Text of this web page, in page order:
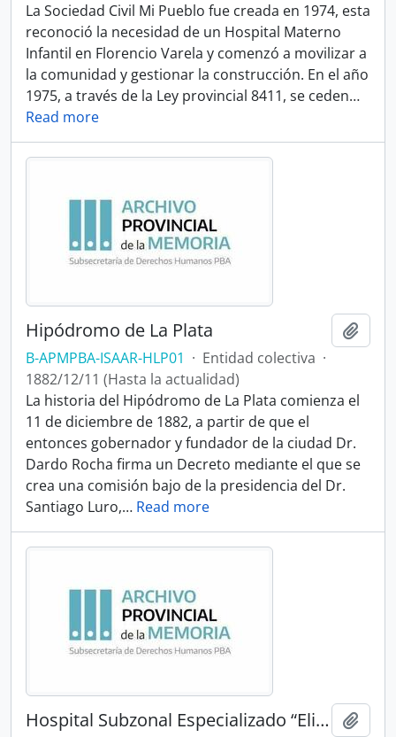
La Sociedad Civil Mi Pueblo fue creada en 1974, esta
reconoció la necesidad de un Hospital Materno
Infantil en Florencio Varela y comenzó a movilizar a
la comunidad y gestionar la construcción. En el año
1975, a través de la Ley provincial 8411, se ceden…
Read more
Hipódromo de La Plata
B-APMPBA-ISAAR-HLP01 · Entidad colectiva ·
1882/12/11 (Hasta la actualidad)
La historia del Hipódromo de La Plata comienza el
11 de diciembre de 1882, a partir de que el
entonces gobernador y fundador de la ciudad Dr.
Dardo Rocha firma un Decreto mediante el que se
crea una comisión bajo de la presidencia del Dr.
Santiago Luro,… Read more
Hospital Subzonal Especializado “Elina de la Serna"